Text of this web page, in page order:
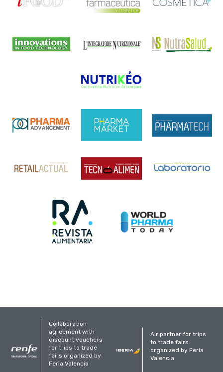
Collaboration
agreement with
discount vouchers
for trips to trade
fairs organized by
Feria Valencia
Air partner for trips
to trade fairs
organized by Feria
Valencia